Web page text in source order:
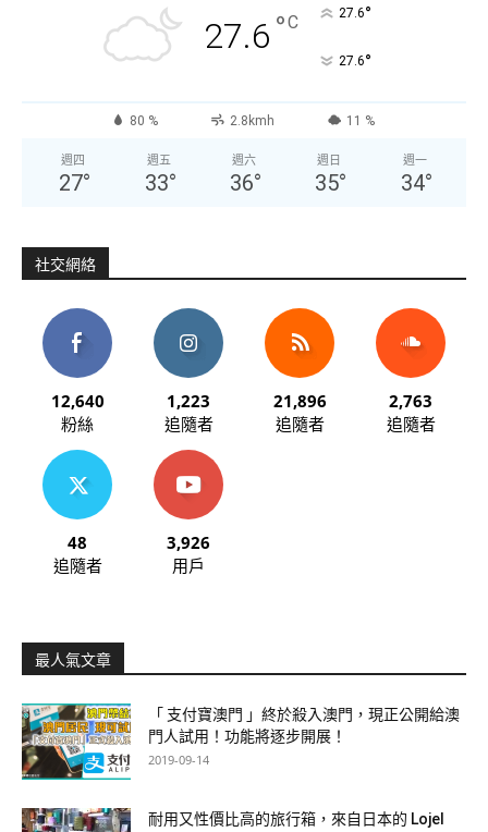
27.6 °C 27.6°
27.6°
80 % 2.8kmh 11 %
週四
27°
週五
33°
週六
36°
週日
35°
週一
34°
社交網絡
12,640
粉絲
1,223
追隨者
21,896
追隨者
2,763
追隨者
48
追隨者
3,926
用戶
最人氣文章
「 支付寶澳門 」終於殺入澳門，現正公開給澳
門人試用！功能將逐步開展！
2019-09-14
耐用又性價比高的旅行箱，來自日本的 Lojel